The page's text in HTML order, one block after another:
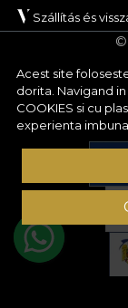
Acest site
dorita. Navigand
COOKIES si cu
experienta
Szállítás és
©